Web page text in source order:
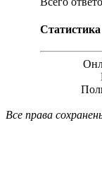
Статистика
Все права